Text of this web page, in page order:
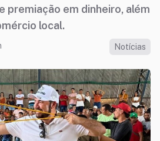
premiação em dinheiro, além
local.
Notícias